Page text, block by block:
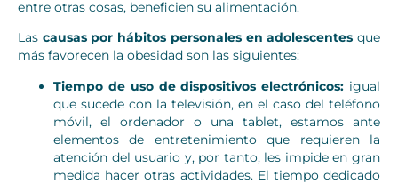
entre otras cosas, beneficien su alimentación.
Las causas por hábitos personales en adolescentes que
más favorecen la obesidad son las siguientes:
Tiempo de uso de dispositivos electrónicos: igual
que sucede con la televisión, en el caso del teléfono
móvil, el ordenador o una tablet, estamos ante
elementos de entretenimiento que requieren la
atención del usuario y, por tanto, les impide en gran
medida hacer otras actividades. El tiempo dedicado